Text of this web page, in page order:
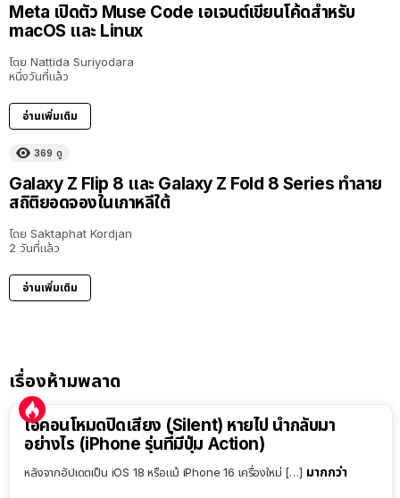
Meta เปิดตัว Muse Code เอเจนต์เขียนโค้ดสำหรับ
macOS และ Linux
โดย Nattida Suriyodara
หนึ่งวันที่แล้ว
อ่านเพิ่มเติม
369 ดู
Galaxy Z Flip 8 และ Galaxy Z Fold 8 Series ทำลาย
สถิติยอดจองในเกาหลีใต้
โดย Saktaphat Kordjan
2 วันที่แล้ว
อ่านเพิ่มเติม
เรื่องห้ามพลาด
ไอคอนโหมดปิดเสียง (Silent) หายไป นำกลับมา
อย่างไร (iPhone รุ่นที่มีปุ่ม Action)
หลังจากอัปเดตเป็น iOS 18 หรือแม้ iPhone 16 เครื่องใหม่ […] มากกว่า